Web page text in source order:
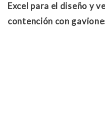
Excel para el diseño y
contención con